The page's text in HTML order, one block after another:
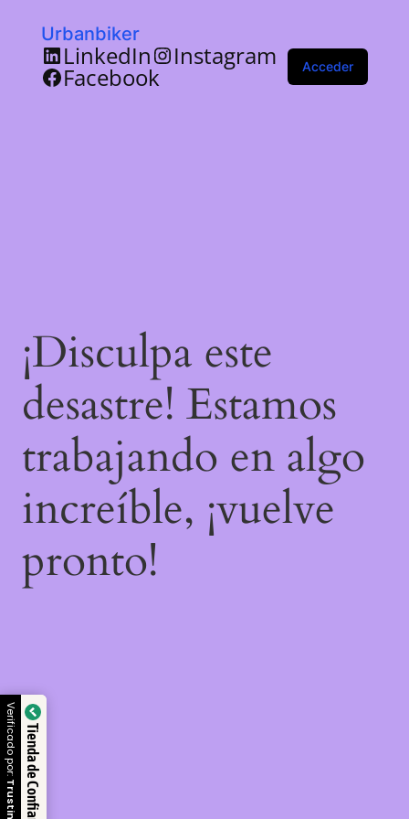
Urbanbiker
LinkedIn Instagram
Facebook Acceder
¡Disculpa este
desastre! Estamos
trabajando en algo
increíble, ¡vuelve
pronto!
Tienda de Confianza
Verificado por: